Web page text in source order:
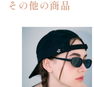
その他の商品